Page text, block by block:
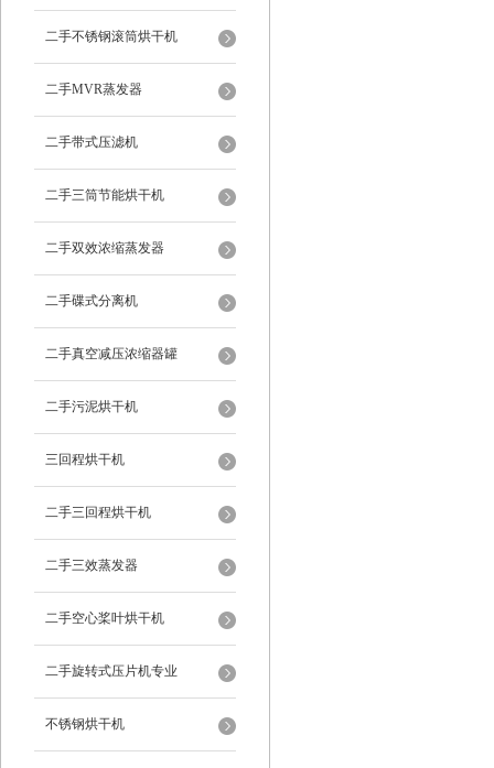
二手不锈钢滚筒烘干机
二手MVR蒸发器
二手带式压滤机
二手三筒节能烘干机
二手双效浓缩蒸发器
二手碟式分离机
二手真空减压浓缩器罐
二手污泥烘干机
三回程烘干机
二手三回程烘干机
二手三效蒸发器
二手空心桨叶烘干机
二手旋转式压片机专业
不锈钢烘干机